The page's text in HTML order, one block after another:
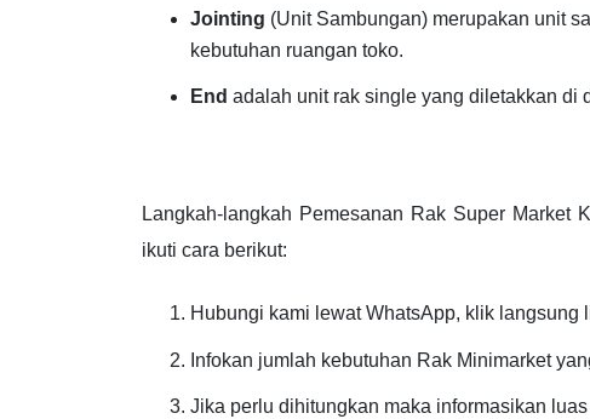
Jointing (Unit Sambungan) merupakan unit
kebutuhan ruangan toko.
End adalah unit rak single yang diletakkan di
Langkah-langkah Pemesanan Rak Super Market
ikuti cara berikut:
Hubungi kami lewat WhatsApp, klik langsung
Infokan jumlah kebutuhan Rak Minimarket
Jika perlu dihitungkan maka informasikan